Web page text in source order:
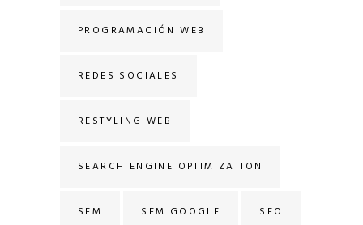
PROGRAMACIÓN WEB
REDES SOCIALES
RESTYLING WEB
SEARCH ENGINE OPTIMIZATION
SEM SEM GOOGLE SEO